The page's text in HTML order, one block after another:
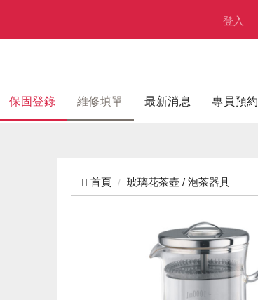
登入
保固登錄 維修填單 最新消息 專員預約
首頁 玻璃花茶壺 / 泡茶器具